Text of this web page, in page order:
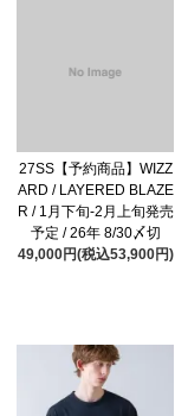
27SS【予約商品】WIZZ
ARD / LAYERED BLAZE
R / 1月下旬-2月上旬発売
予定 / 26年 8/30〆切
49,000円(税込53,900円)